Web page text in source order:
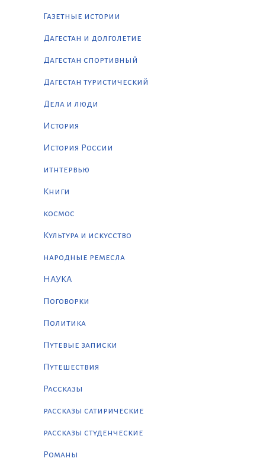
Газетные истории
Дагестан и долголетие
Дагестан спортивный
Дагестан туристический
Дела и люди
История
История России
итнтервью
Книги
космос
Культура и искусство
народные ремесла
НАУКА
Поговорки
Политика
Путевые записки
Путешествия
Рассказы
рассказы сатирические
рассказы студенческие
Романы